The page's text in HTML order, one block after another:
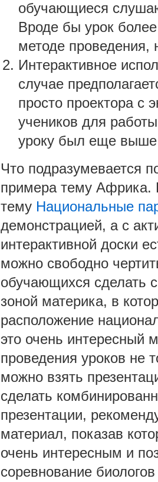
обучающиеся
Вроде бы урок
методе проведения,
Интерактивное
случае
просто проектора с
учеников для
уроку был еще
Что подразумевается
примера тему Африка.
тему Национальные
демонстрацией, а с
интерактивной доски
можно свободно
обучающихся сделать
зоной материка, в
расположение
это очень интересный
проведения уроков не
можно взять
сделать
презентации,
материал, показав
очень интересным и
соревнование